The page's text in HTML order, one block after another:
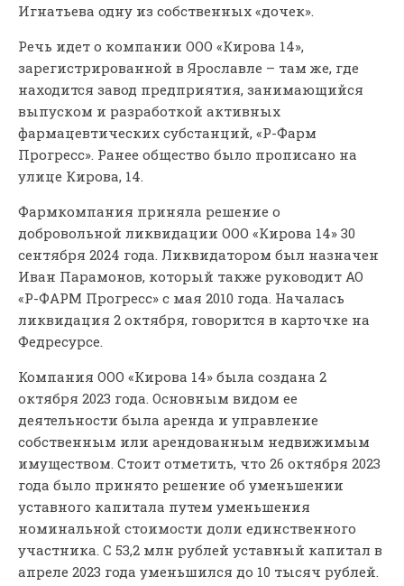
Игнатьева одну из собственных «дочек».
Речь идет о компании ООО «Кирова 14»,
зарегистрированной в Ярославле – там же, где
находится завод предприятия, занимающийся
выпуском и разработкой активных
фармацевтических субстанций, «Р-Фарм
Прогресс». Ранее общество было прописано на
улице Кирова, 14.
Фармкомпания приняла решение о
добровольной ликвидации ООО «Кирова 14» 30
сентября 2024 года. Ликвидатором был назначен
Иван Парамонов, который также руководит АО
«Р-ФАРМ Прогресс» с мая 2010 года. Началась
ликвидация 2 октября, говорится в карточке на
Федресурсе.
Компания ООО «Кирова 14» была создана 2
октября 2023 года. Основным видом ее
деятельности была аренда и управление
собственным или арендованным недвижимым
имуществом. Стоит отметить, что 26 октября 2023
года было принято решение об уменьшении
уставного капитала путем уменьшения
номинальной стоимости доли единственного
участника. С 53,2 млн рублей уставный капитал в
апреле 2023 года уменьшился до 10 тысяч рублей.